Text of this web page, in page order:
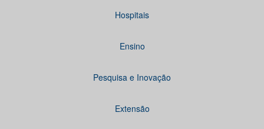
Hospitais
Ensino
Pesquisa e Inovação
Extensão